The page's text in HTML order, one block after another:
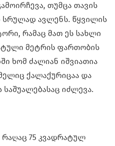
თუმცა თავის
ავლენს. წყვილის
რამაც მათ ეს სახლი
მეტრის ფართობის
ხომ ძალიან იშვიათია
ქალაქურიცაა და
საშუალებასაც იძლევა.
75 კვადრატულ